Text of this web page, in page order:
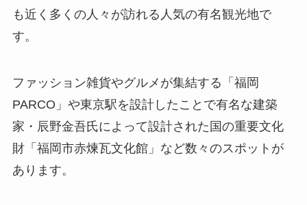
も近く多くの人々が訪れる人気の有名観光地で
す。
ファッション雑貨やグルメが集結する「福岡
PARCO」や東京駅を設計したことで有名な建築
家・辰野金吾氏によって設計された国の重要文化
財「福岡市赤煉瓦文化館」など数々のスポットが
あります。